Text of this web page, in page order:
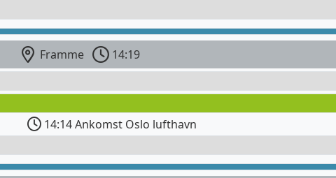
Framme
14:19
14:14 Ankomst Oslo lufthavn